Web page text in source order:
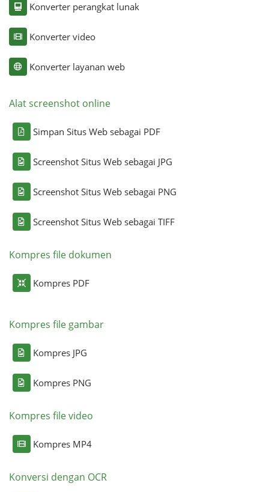
Konverter perangkat lunak
Konverter video
Konverter layanan web
Alat screenshot online
Simpan Situs Web sebagai PDF
Screenshot Situs Web sebagai JPG
Screenshot Situs Web sebagai PNG
Screenshot Situs Web sebagai TIFF
Kompres file dokumen
Kompres PDF
Kompres file gambar
Kompres JPG
Kompres PNG
Kompres file video
Kompres MP4
Konversi dengan OCR